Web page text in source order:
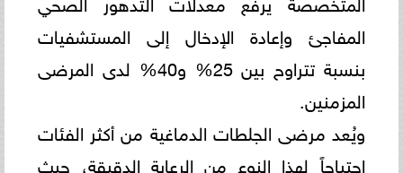
المفاجئ وإعادة الإدخال إلى المستشفيات
بنسبة تتراوح بين 25% و40% لدى المرضى
المزمنين.
ويُعد مرضى الجلطات الدماغية من أكثر الفئات
احتياجاً لهذا النوع من الرعاية الدقيقة، حيث